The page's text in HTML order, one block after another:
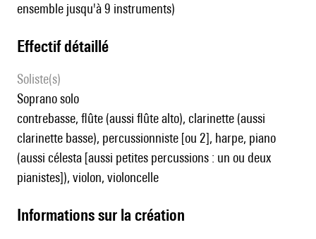
ensemble jusqu'à 9 instruments)
effectif détaillé
Soliste(s)
soprano solo
contrebasse, flûte (aussi flûte alto), clarinette (aussi
clarinette basse), percussionniste [ou 2], harpe, piano
(aussi célesta [aussi petites percussions : un ou deux
pianistes]), violon, violoncelle
informations sur la création